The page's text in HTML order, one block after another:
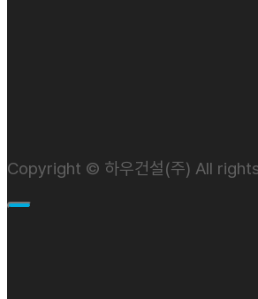
Copyright © 하우건설(주) All